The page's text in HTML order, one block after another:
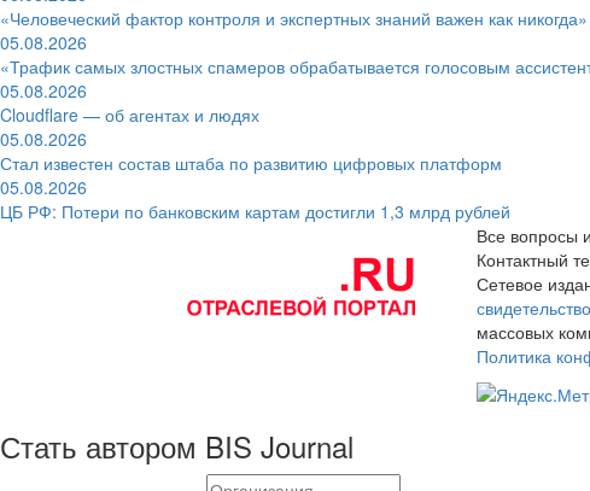
«Человеческий фактор контроля и экспертных знаний важен как никогда»
05.08.2026
«Трафик самых злостных спамеров обрабатывается голосовым
05.08.2026
Cloudflare — об агентах и людях
05.08.2026
Стал известен состав штаба по развитию цифровых платформ
05.08.2026
ЦБ РФ: Потери по банковским картам достигли 1,3 млрд рублей
Все вопросы
Контактный
Сетевое
массовых
Политика
Стать автором BIS Journal